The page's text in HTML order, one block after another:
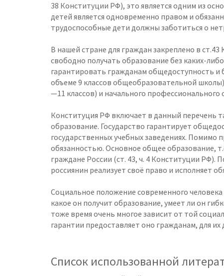
38 Конституции РФ), это является одним из
детей является одновременно правом и
трудоспособные дети должны заботиться о
В нашей стране для граждан закреплено в
свободно получать образование без каких-
гарантировать гражданам общедоступность и
объеме 9 классов общеобразовательной
—11 классов) и начального профессионального
Конституция РФ включает в данный перечень
образование. Государство гарантирует
государственных учебных заведениях. Помимо
обязанностью. Основное общее образование,
граждане России (ст. 43, ч. 4 Конституции РФ).
россиянин реализует своё право и исполняет
Социальное положение современного
какое он получит образование, умеет ли он
тоже время очень многое зависит от той
гарантии предоставляет оно гражданам, для
Список использованной